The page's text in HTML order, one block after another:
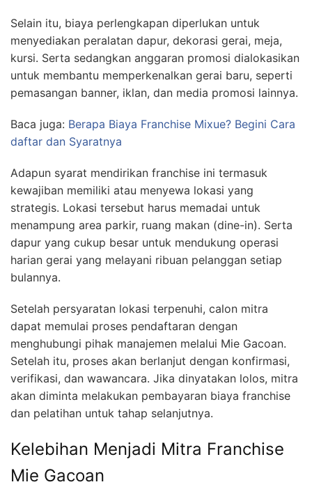
Selain itu, biaya perlengkapan diperlukan untuk
menyediakan peralatan dapur, dekorasi gerai, meja,
kursi. Serta sedangkan anggaran promosi dialokasikan
untuk membantu memperkenalkan gerai baru, seperti
pemasangan banner, iklan, dan media promosi lainnya.
Baca juga: Berapa Biaya Franchise Mixue? Begini Cara
daftar dan Syaratnya
Adapun syarat mendirikan franchise ini termasuk
kewajiban memiliki atau menyewa lokasi yang
strategis. Lokasi tersebut harus memadai untuk
menampung area parkir, ruang makan (dine-in). Serta
dapur yang cukup besar untuk mendukung operasi
harian gerai yang melayani ribuan pelanggan setiap
bulannya.
Setelah persyaratan lokasi terpenuhi, calon mitra
dapat memulai proses pendaftaran dengan
menghubungi pihak manajemen melalui Mie Gacoan.
Setelah itu, proses akan berlanjut dengan konfirmasi,
verifikasi, dan wawancara. Jika dinyatakan lolos, mitra
akan diminta melakukan pembayaran biaya franchise
dan pelatihan untuk tahap selanjutnya.
Kelebihan Menjadi Mitra Franchise
Mie Gacoan